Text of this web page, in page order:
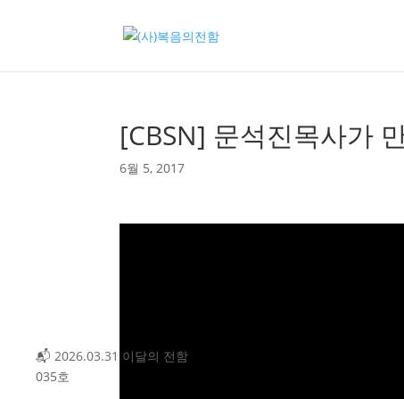
[CBSN] 문석진목사가
6월 5, 2017
이달의 전함